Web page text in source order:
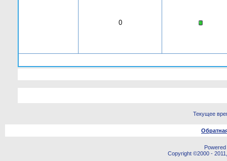
0
Текущее
Copyright ©2000 -